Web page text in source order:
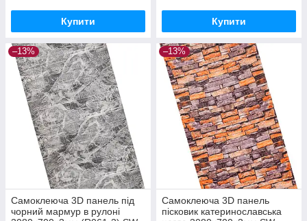
Купити Купити
–13%
Самоклеюча 3D панель під
чорний мармур в рулоні
–13%
Самоклеюча 3D панель
пісковик катеринославська